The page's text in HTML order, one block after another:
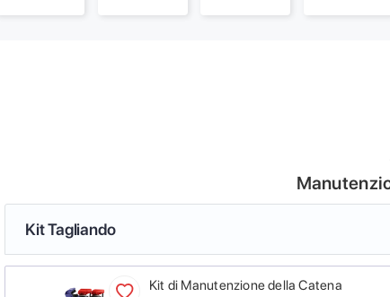
Kit Tagliando
Kit di Manutenzione della Catena